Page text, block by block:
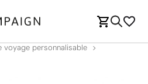
personnalisable